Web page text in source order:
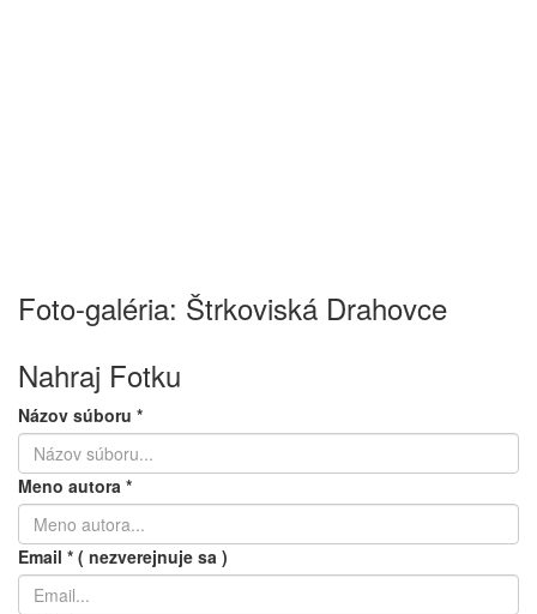
Foto-galéria: Štrkoviská Drahovce
Nahraj Fotku
Názov súboru *
Meno autora *
Email * ( nezverejnuje sa )